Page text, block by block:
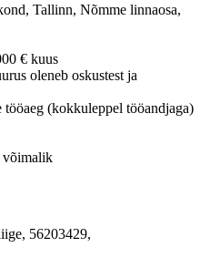
Tallinn, Nõmme linnaosa,
€ kuus
oleneb oskustest ja
tööaeg (kokkuleppel tööandjaga)
56203429,